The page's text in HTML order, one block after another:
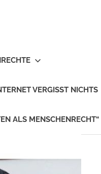
VERGISST NICHTS
ALS MENSCHENRECHT“